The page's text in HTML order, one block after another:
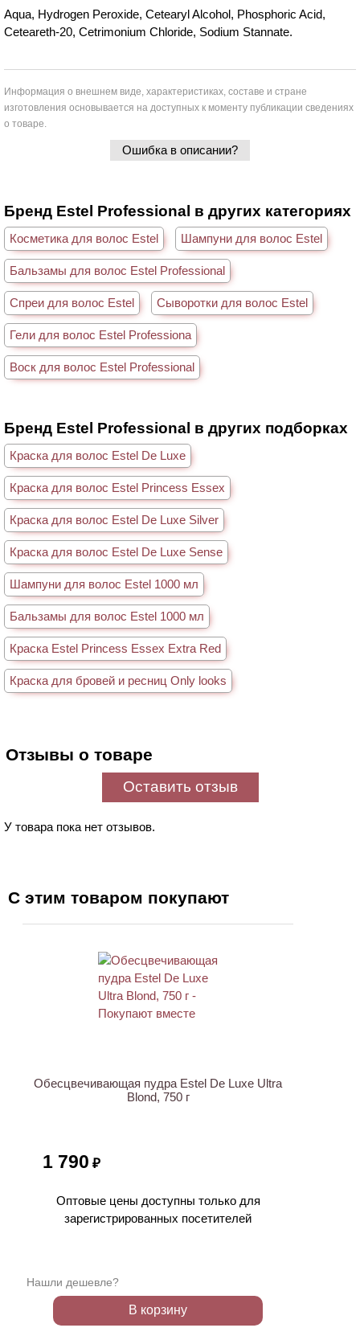
Aqua, Hydrogen Peroxide, Cetearyl Alcohol, Phosphoric Acid,
Ceteareth-20, Cetrimonium Chloride, Sodium Stannate.
Информация о внешнем виде, характеристиках, составе и стране
изготовления основывается на доступных к моменту публикации сведениях
о товаре.
Ошибка в описании?
Бренд Estel Professional в других категориях
Косметика для волос Estel Шампуни для волос Estel
Бальзамы для волос Estel Professional
Спреи для волос Estel Сыворотки для волос Estel
Гели для волос Estel Professiona
Воск для волос Estel Professional
Бренд Estel Professional в других подборках
Краска для волос Estel De Luxe
Краска для волос Estel Princess Essex
Краска для волос Estel De Luxe Silver
Краска для волос Estel De Luxe Sense
Шампуни для волос Estel 1000 мл
Бальзамы для волос Estel 1000 мл
Краска Estel Princess Essex Extra Red
Краска для бровей и ресниц Only looks
Отзывы о товаре
Оставить отзыв
У товара пока нет отзывов.
С этим товаром покупают
Обесцвечивающая пудра Estel De Luxe Ultra
Blond, 750 г
1 790 ₽
Оптовые цены доступны только для
зарегистрированных посетителей
Нашли дешевле?
В корзину